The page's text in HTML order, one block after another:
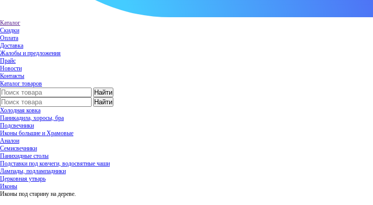
Каталог
Скидки
Оплата
Доставка
Жалобы и предложения
Прайс
Новости
Контакты
Каталог товаров
Холодная ковка
Паникадила, хоросы, бра
Подсвечники
Иконы большие и Храмовые
Аналои
Семисвечники
Панихидные столы
Подставки под ковчеги, водосвятные чаши
Лампады, подлампадники
Церковная утварь
Иконы
Иконы под старину на дереве.